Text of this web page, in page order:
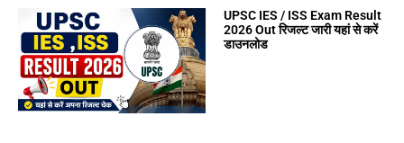
UPSC IES / ISS Exam Result
2026 Out रिजल्ट जारी यहां से करें
डाउनलोड